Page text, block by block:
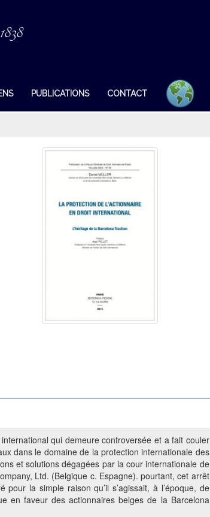
PUBLICATIONS CONTACT
qui demeure controversée et a fait couler
dans le domaine de la protection internationale des
et solutions dégagées par la cour internationale de
Ltd. (Belgique c. Espagne). pourtant, cet arrêt
la simple raison qu’il s’agissait, à l’époque, de
en faveur des actionnaires belges de la Barcelona